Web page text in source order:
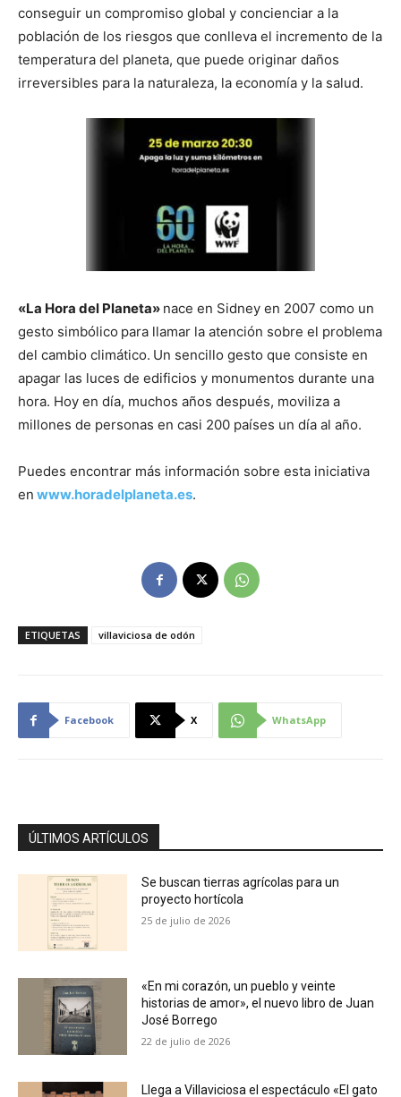
conseguir un compromiso global y concienciar a la
población de los riesgos que conlleva el incremento de la
temperatura del planeta, que puede originar daños
irreversibles para la naturaleza, la economía y la salud.
«La Hora del Planeta» nace en Sidney en 2007 como un
gesto simbólico para llamar la atención sobre el problema
del cambio climático. Un sencillo gesto que consiste en
apagar las luces de edificios y monumentos durante una
hora. Hoy en día, muchos años después, moviliza a
millones de personas en casi 200 países un día al año.
Puedes encontrar más información sobre esta iniciativa
en www.horadelplaneta.es.
ETIQUETAS villaviciosa de odón
Facebook X WhatsApp
ÚLTIMOS ARTÍCULOS
Se buscan tierras agrícolas para un
proyecto hortícola
25 de julio de 2026
«En mi corazón, un pueblo y veinte
historias de amor», el nuevo libro de Juan
José Borrego
22 de julio de 2026
Llega a Villaviciosa el espectáculo «El gato